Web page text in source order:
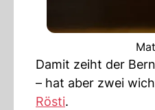
Damit zeiht der
– hat aber zwei
Rösti.